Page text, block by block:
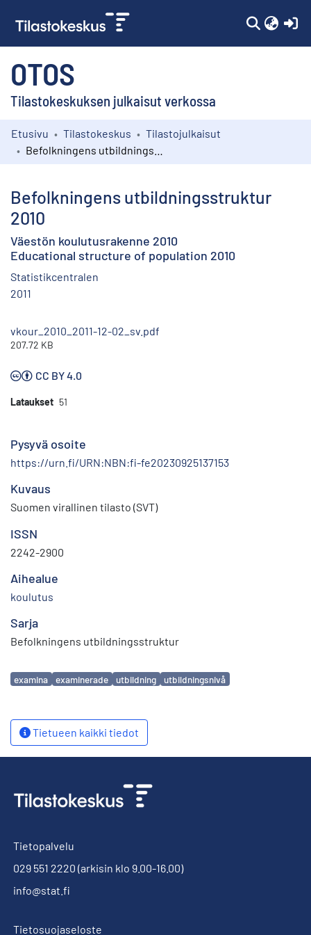
OTOS
Tilastokeskuksen julkaisut verkossa
Kokoelmat
Etusivu Tilastokeskus
Tilastojulkaisut
Befolkningens utbildningsstruktur
2010
Väestön koulutusrakenne 2010
Educational structure of population 2010
Statistikcentralen
2011
vkour_2010_2011-12-02_sv.pdf
207.72 KB
CC BY 4.0
Lataukset 51
Pysyvä osoite
https://urn.fi/URN:NBN:fi-fe20230925137153
Kuvaus
Suomen virallinen tilasto (SVT)
ISSN
2242-2900
Aihealue
koulutus
Sarja
Befolkningens utbildningsstruktur
Avainsanat
examina examinerade utbildning utbildningsnivå
Tietueen kaikki tiedot
Tietopalvelu
029 551 2220 (arkisin klo 9.00-16.00)
info@stat.fi
Tietosuojaseloste